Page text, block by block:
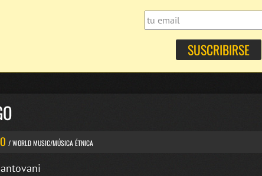
/ WORLD MUSIC/MÚSICA ÉTNICA